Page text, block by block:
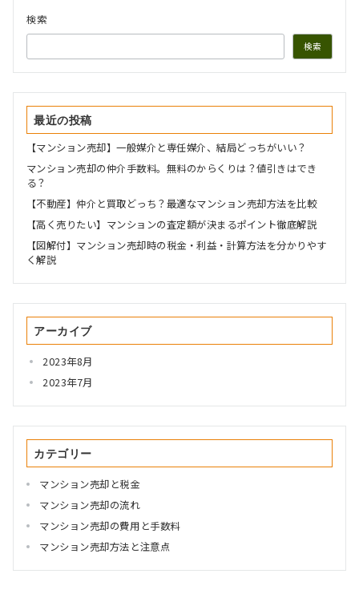
検索
検索
最近の投稿
【マンション売却】一般媒介と専任媒介、結局どっちがいい？
マンション売却の仲介手数料。無料のからくりは？値引きはでき
る？
【不動産】仲介と買取どっち？最適なマンション売却方法を比較
【高く売りたい】マンションの査定額が決まるポイント徹底解説
【図解付】マンション売却時の税金・利益・計算方法を分かりやす
く解説
アーカイブ
2023年8月
2023年7月
カテゴリー
マンション売却と税金
マンション売却の流れ
マンション売却の費用と手数料
マンション売却方法と注意点